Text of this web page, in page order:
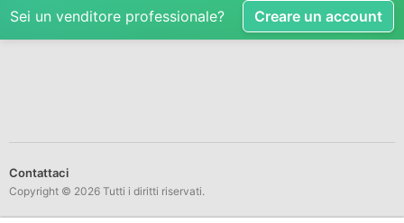
Sei un venditore professionale? Creare un account
Contattaci
Copyright © 2026 Tutti i diritti riservati.